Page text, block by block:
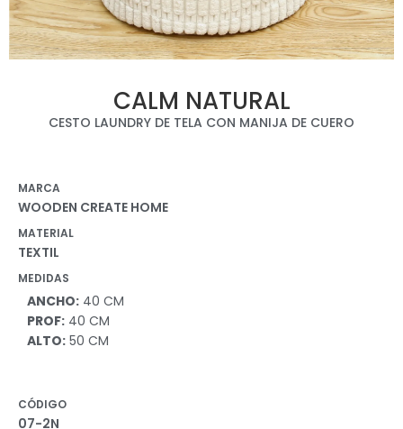
CALM NATURAL
CESTO LAUNDRY DE TELA CON MANIJA DE CUERO
MARCA
WOODEN CREATE HOME
MATERIAL
TEXTIL
MEDIDAS
ANCHO: 40 CM
PROF: 40 CM
ALTO: 50 CM
CÓDIGO
07-2N